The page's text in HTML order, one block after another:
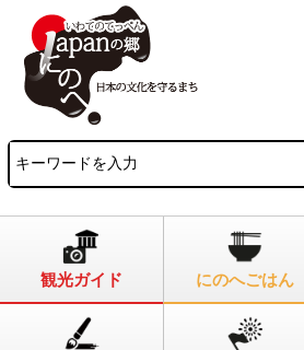
観光ガイド にのへごはん